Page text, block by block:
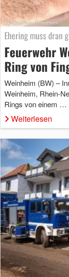
Ehering muss dran
Feuerwehr
Ring von
Weinheim (BW) –
Weinheim, Rhein-
Rings von einem …
Weiterlesen